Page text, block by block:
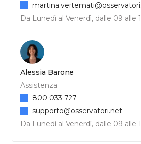
Da Lunedì al Venerdì, dalle 09 alle
Alessia Barone
Assistenza
Da Lunedì al Venerdì, dalle 09 alle
800 033 727
supporto@osservatori.net